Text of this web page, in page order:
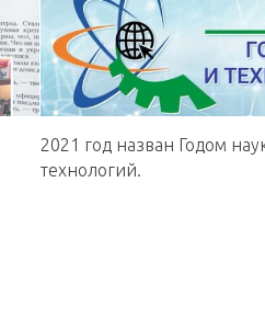
2021 год назван Годом
технологий.